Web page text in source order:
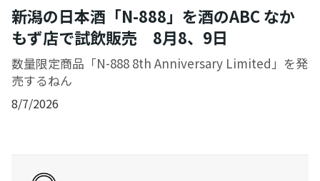
新潟の日本酒「N-888」を酒のABC なか
もず店で試飲販売 8月8、9日
数量限定商品「N-888 8th Anniversary Limited」を発
売するねん
8/7/2026